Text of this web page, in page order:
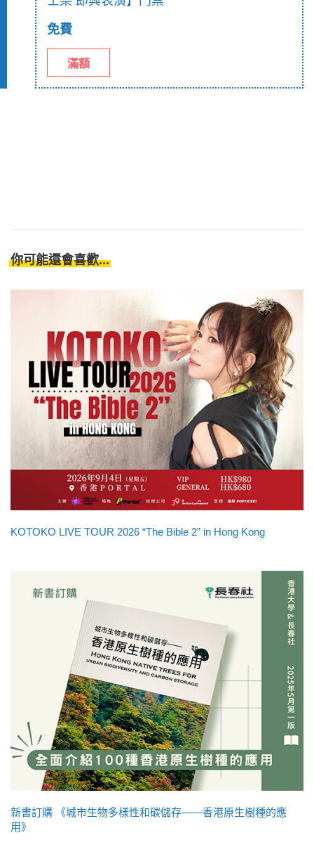
免費
滿額
你可能還會喜歡...
KOTOKO LIVE TOUR 2026 “The Bible 2” in Hong Kong
新書訂購 《城市生物多樣性和碳儲存——香港原生樹種的應
用》